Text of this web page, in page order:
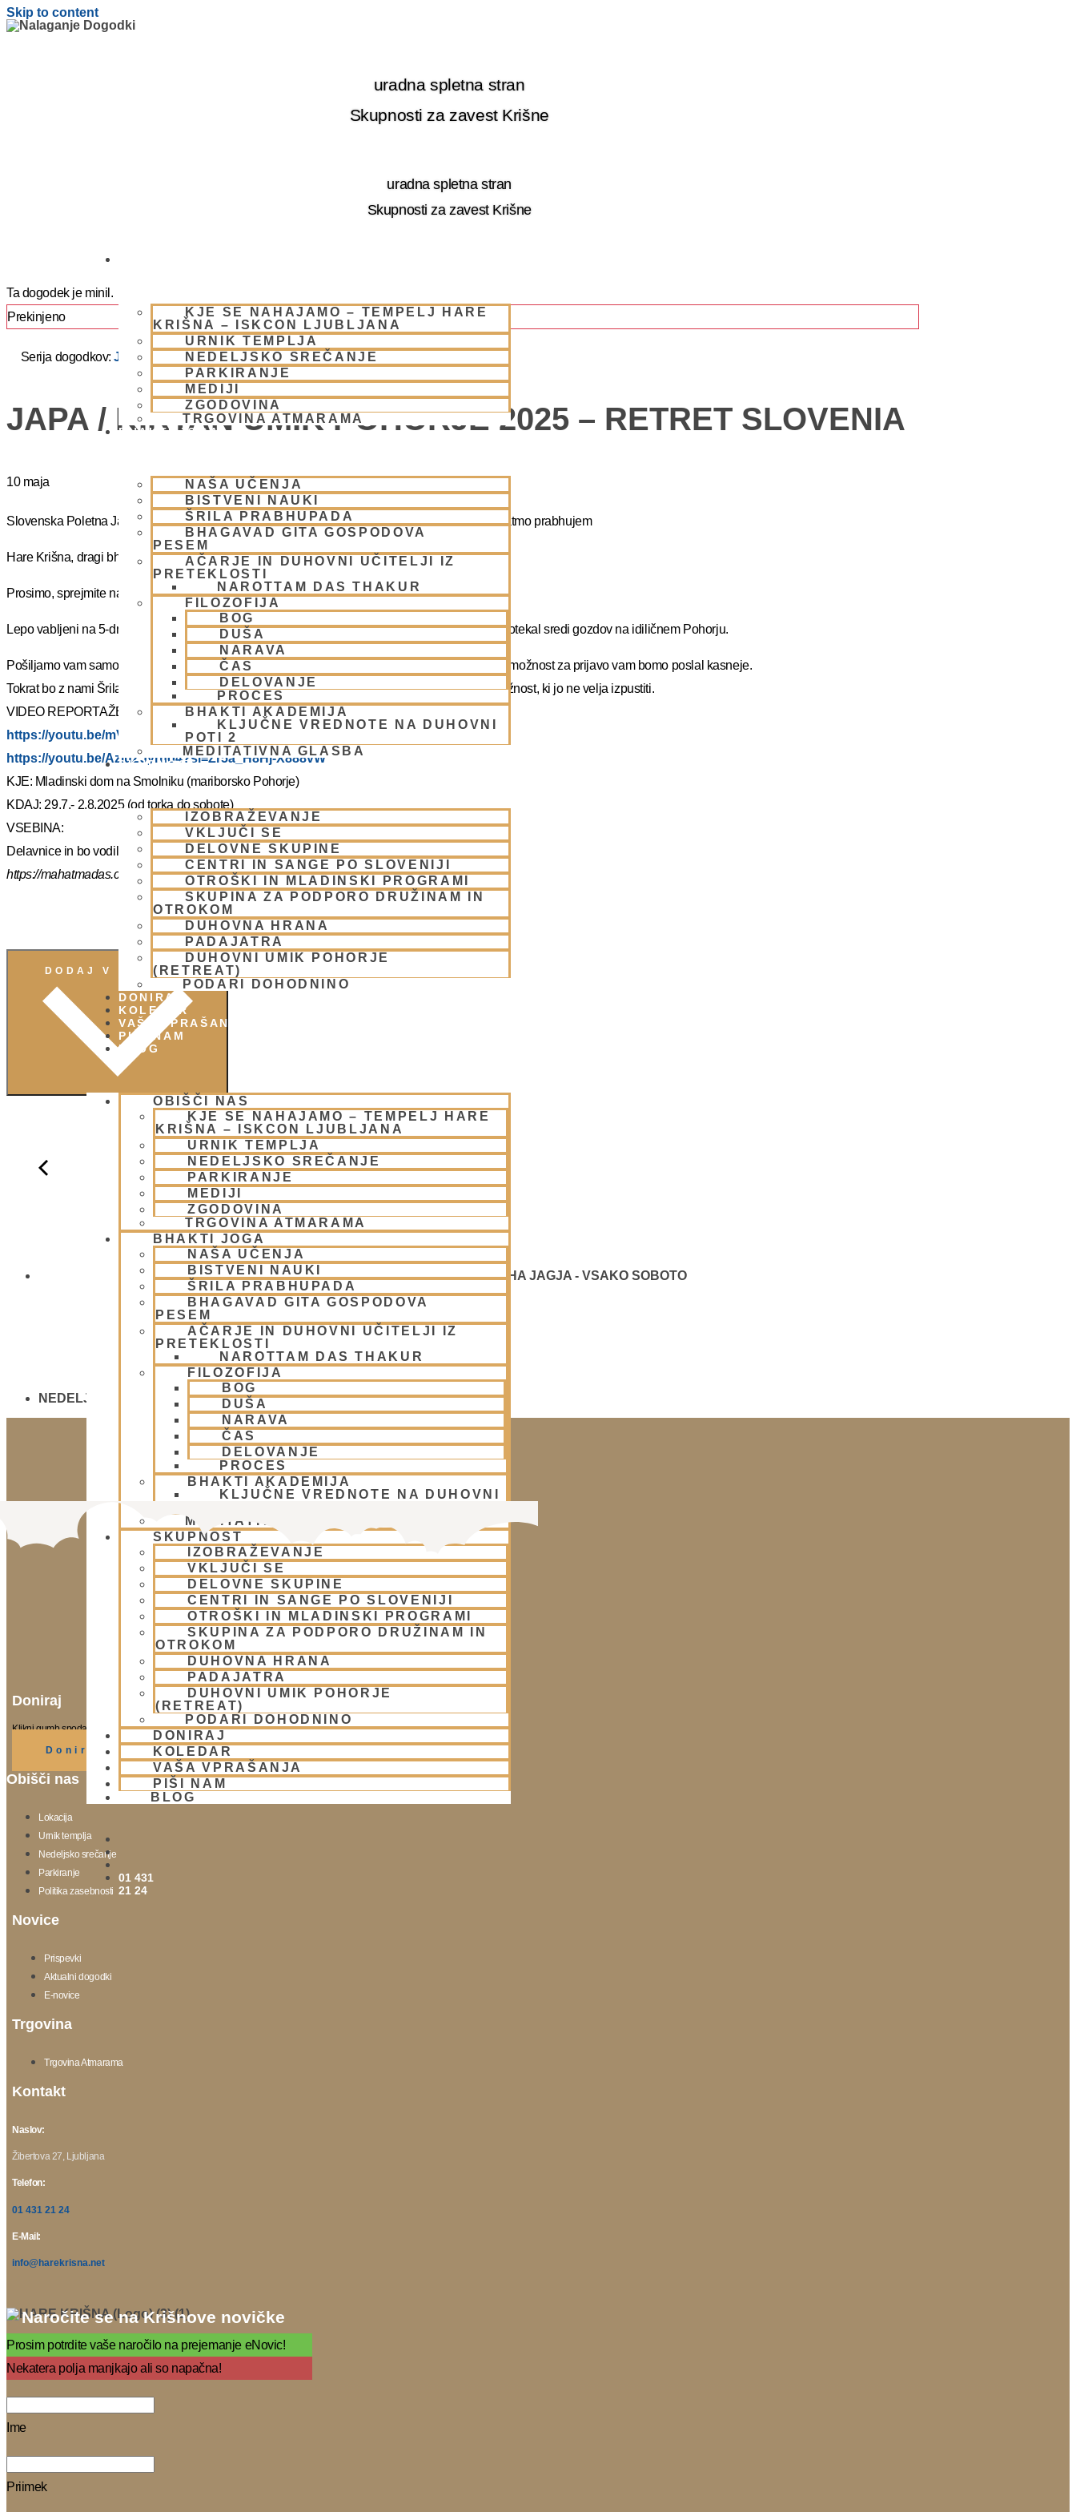
Skip to content
uradna spletna stran
Skupnosti za zavest Krišne
uradna spletna stran
Skupnosti za zavest Krišne
KJE SE NAHAJAMO – TEMPELJ HARE
KRIŠNA – ISKCON LJUBLJANA
URNIK TEMPLJA
NEDELJSKO SREČANJE
PARKIRANJE
MEDIJI
ZGODOVINA
TRGOVINA ATMARAMA
BHAKTI JOGA
NAŠA UČENJA
BISTVENI NAUKI
ŠRILA PRABHUPADA
BHAGAVAD GITA GOSPODOVA
PESEM
AČARJE IN DUHOVNI UČITELJI IZ
PRETEKLOSTI
NAROTTAM DAS THAKUR
FILOZOFIJA
BOG
DUŠA
NARAVA
ČAS
DELOVANJE
PROCES
BHAKTI AKADEMIJA
KLJUČNE VREDNOTE NA DUHOVNI
POTI 2
MEDITATIVNA GLASBA
SKUPNOST
IZOBRAŽEVANJE
VKLJUČI SE
DELOVNE SKUPINE
CENTRI IN SANGE PO SLOVENIJI
OTROŠKI IN MLADINSKI PROGRAMI
SKUPINA ZA PODPORO DRUŽINAM IN
OTROKOM
DUHOVNA HRANA
PADAJATRA
DUHOVNI UMIK POHORJE
(RETREAT)
PODARI DOHODNINO
DONIRAJ
KOLEDAR
VAŠA VPRAŠANJA
PIŠI NAM
BLOG
OBIŠČI NAS
KJE SE NAHAJAMO – TEMPELJ HARE
KRIŠNA – ISKCON LJUBLJANA
URNIK TEMPLJA
NEDELJSKO SREČANJE
PARKIRANJE
MEDIJI
ZGODOVINA
TRGOVINA ATMARAMA
BHAKTI JOGA
NAŠA UČENJA
BISTVENI NAUKI
ŠRILA PRABHUPADA
BHAGAVAD GITA GOSPODOVA
PESEM
AČARJE IN DUHOVNI UČITELJI IZ
PRETEKLOSTI
NAROTTAM DAS THAKUR
FILOZOFIJA
BOG
DUŠA
NARAVA
ČAS
DELOVANJE
PROCES
BHAKTI AKADEMIJA
KLJUČNE VREDNOTE NA DUHOVNI
MEDITATIVNA GLASBA
SKUPNOST
IZOBRAŽEVANJE
VKLJUČI SE
DELOVNE SKUPINE
CENTRI IN SANGE PO SLOVENIJI
OTROŠKI IN MLADINSKI PROGRAMI
SKUPINA ZA PODPORO DRUŽINAM IN
OTROKOM
DUHOVNA HRANA
PADAJATRA
DUHOVNI UMIK POHORJE
(RETREAT)
PODARI DOHODNINO
DONIRAJ
KOLEDAR
VAŠA VPRAŠANJA
PIŠI NAM
BLOG
01 431
21 24
Ta dogodek je minil.
Prekinjeno
Serija dogodkov:JAPA / KIRTAN UMIK POHORJE 2025 – RETRET SLOVENIA
JAPA / KIRTAN UMIK POHORJE 2025 – RETRET SLOVENIA
10 maja
Slovenska Poletna Jatra vas vabi na DUHOVNI UMIK 2025 – »Japa duhovni umik z NM Mahatmo prabhujem
Hare Krišna, dragi bhakte!
Prosimo, sprejmite naše ponižno spoštovanje! Vsa slava Šrila Prabhupadu!
Lepo vabljeni na 5-dnevno nepozabno transcendentalno izkušnjo na DUHOVNI UMIK, ki bo potekal sredi gozdov na idiličnem Pohorju.
Pošiljamo vam samo osnovno informacijo tako da si lahko rezervirate dopust. Več podatkov in možnost za prijavo vam bomo poslal kasneje.
Tokrat bo z nami Šrila Prabhupadov učenec, duhovni učitelj NM Mahatma prabhu. Redka priložnost, ki jo ne velja izpustiti.
VIDEO REPORTAŽE IZ PREJŠNIH UMIKOV – KLIKNI 🙂
https://youtu.be/mVmx_h4mTCc?si=iYB7KXEdqz7Nz2is
https://youtu.be/AziuZJyrho4?si=Zr5a_H8Hj-X888vW
KJE: Mladinski dom na Smolniku (mariborsko Pohorje)
KDAJ: 29.7.- 2.8.2025 (od torka do sobote)
VSEBINA:
Delavnice in bo vodil, Šrila Prabhupadov učenec NM Mahatma prabhu
https://mahatmadas.com
OGNJENO ŽRTVOVANJE - NARASIMHA JAGJA - VSAKO SOBOTO
NEDELJSKO SREČANJE - CENTER HARE KRIŠNA LJUBLJANA
Doniraj
Klikni gumb spodaj.
Doniraj
Obišči nas
Lokacija
Urnik templja
Nedeljsko srečanje
Parkiranje
Politika zasebnosti
Novice
Prispevki
Aktualni dogodki
E-novice
Trgovina
Trgovina Atmarama
Kontakt
Naslov:
Žibertova 27, Ljubljana
Telefon:
01 431 21 24
E-Mail:
info@harekrisna.net
Naročite se na Krišnove novičke
Prosim potrdite vaše naročilo na prejemanje eNovic!
Nekatera polja manjkajo ali so napačna!
Ime
Priimek